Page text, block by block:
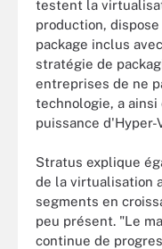
testent la
production,
package inclus
stratégie de
entreprises de ne
technologie, a
puissance
Stratus explique
de la virtualisation
segments en
peu présent. "Le
continue de